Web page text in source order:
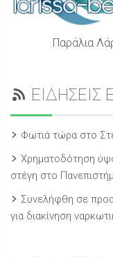
Παράλια
ΕΙΔΗΣΕΙΣ
Φωτιά τώρα στο
Χρηματοδότηση
στέγη στο
Συνελήφθη σε
για διακίνηση